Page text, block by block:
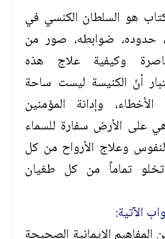
هو السلطان الكنسي في
حدوده، ضوابطه، صور من
وكيفية علاج هذه
أنّ الكنيسة ليست ساحة
وإدانة المؤمنين
على الأرض سفارة للسماء
وعلاج الأرواح من كل
تخلو تماماً من كل طغيان
الآتية: